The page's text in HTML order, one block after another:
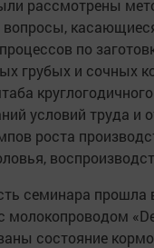
рассмотрены
вопросы,
по
грубых и сочных
условий труда и
роста
семинара прошла
молокопроводом
состояние